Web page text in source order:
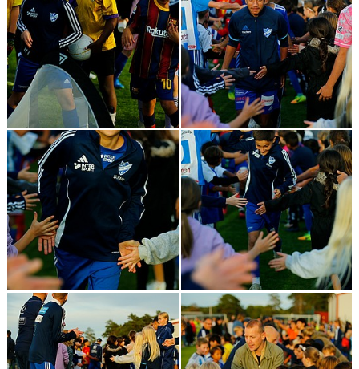
SPONSORER & PARTNERS
VÅRA STUGOR OCH TRÄNINGSLÄGER